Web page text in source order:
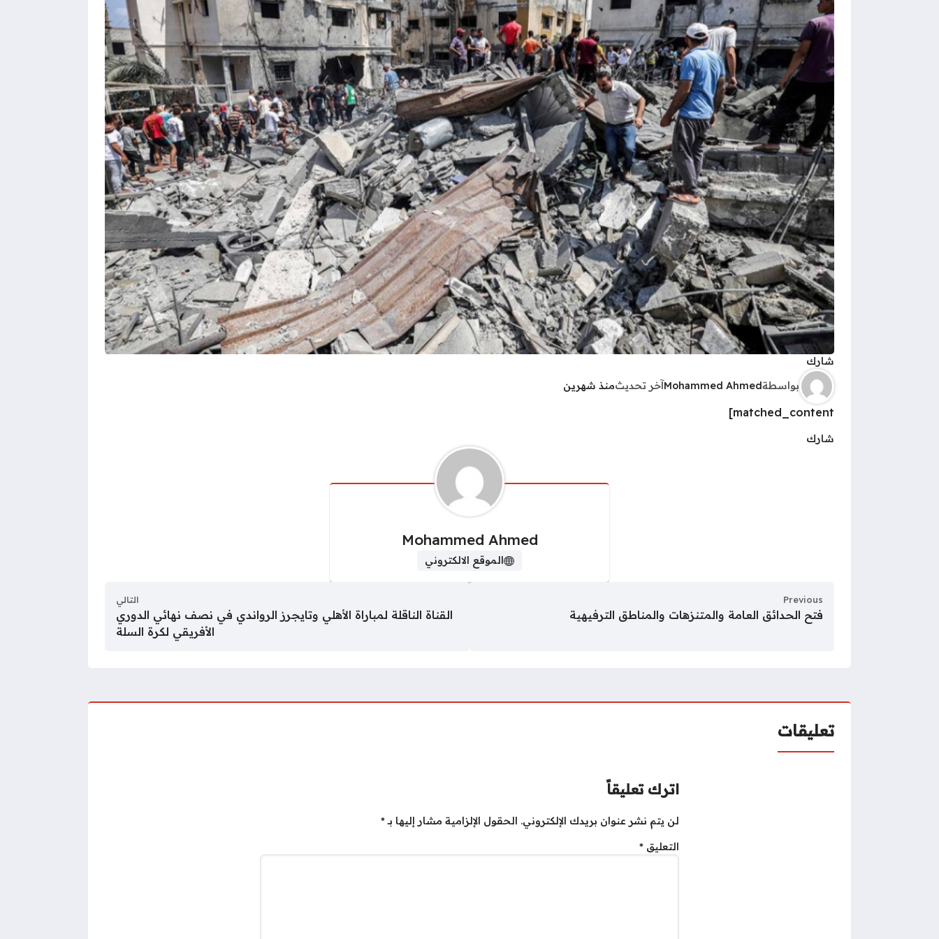
شارك
بواسطةMohammed Ahmedآخر تحديثمنذ شهرين
matched_content]
شارك
Mohammed Ahmed
الموقع الالكتروني
Previous
فتح الحدائق العامة والمتنزهات والمناطق الترفيهية
التالي
القناة الناقلة لمباراة الأهلي وتايجرز الرواندي في نصف نهائي الدوري
الأفريقي لكرة السلة
تعليقات
اترك تعليقاً
لن يتم نشر عنوان بريدك الإلكتروني. الحقول الإلزامية مشار إليها بـ*
التعليق *